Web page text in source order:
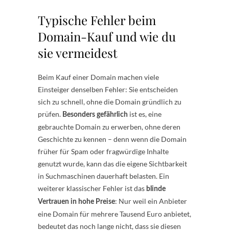
Typische Fehler beim
Domain-Kauf und wie du
sie vermeidest
Beim Kauf einer Domain machen viele
Einsteiger denselben Fehler: Sie entscheiden
sich zu schnell, ohne die Domain gründlich zu
prüfen. Besonders gefährlich ist es, eine
gebrauchte Domain zu erwerben, ohne deren
Geschichte zu kennen – denn wenn die Domain
früher für Spam oder fragwürdige Inhalte
genutzt wurde, kann das die eigene Sichtbarkeit
in Suchmaschinen dauerhaft belasten. Ein
weiterer klassischer Fehler ist das blinde
Vertrauen in hohe Preise: Nur weil ein Anbieter
eine Domain für mehrere Tausend Euro anbietet,
bedeutet das noch lange nicht, dass sie diesen